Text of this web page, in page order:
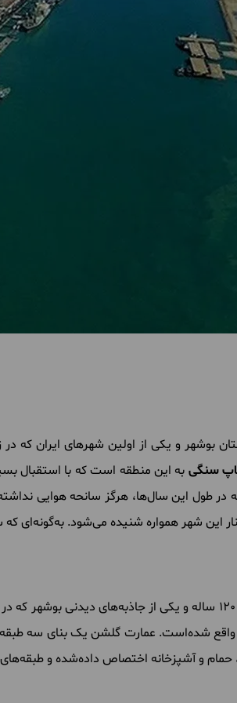
بوشهر و یکی از اولین شهرهای ایران که
سنگی به این منطقه است که با استقبال
طول این سال‌ها، هرگز سانحه هوایی
این شهر همواره شنیده می‌شود. به‌گونه‌ای که
از دریا واقع شده‌است. عمارت گلشن یک بنای
حمام و آشپزخانه اختصاص داده‌شده و